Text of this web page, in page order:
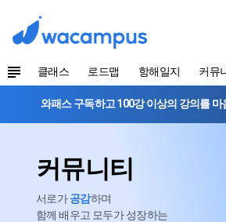
클래스 로드맵 항해일지 커뮤
와패스 구독하고 100강 이상의 강의를
커뮤니티
서로가공감하며
함께 배우고 모두가 성장하는